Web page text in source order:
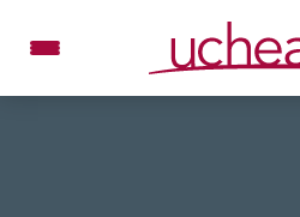
contenido